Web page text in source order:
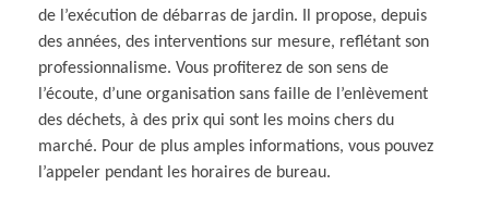
de l’exécution de débarras de jardin. Il propose, depuis
des années, des interventions sur mesure, reflétant son
professionnalisme. Vous profiterez de son sens de
l’écoute, d’une organisation sans faille de l’enlèvement
des déchets, à des prix qui sont les moins chers du
marché. Pour de plus amples informations, vous pouvez
l’appeler pendant les horaires de bureau.